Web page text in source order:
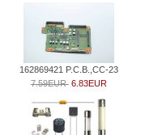
162869421 P.C.B.,CC-23
7.59EUR 6.83EUR